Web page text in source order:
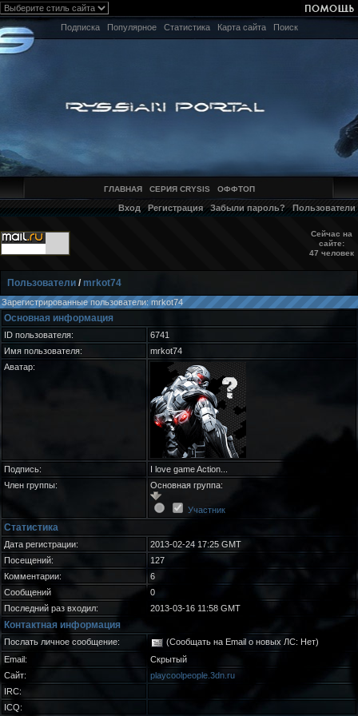
Подписка Популярное Статистика Карта сайта Поиск
ГЛАВНАЯ СЕРИЯ CRYSIS ОФФТОП
Вход Регистрация Забыли пароль? Пользователи
Сейчас на
сайте:
47 человек
Пользователи / mrkot74
Зарегистрированные пользователи: mrkot74
Основная информация
ID пользователя:
6741
Имя пользователя:
mrkot74
Аватар:
Подпись:
I love game Action...
Член группы:
Основная группа:
Участник
Статистика
Дата регистрации:
2013-02-24 17:25 GMT
Посещений:
127
Комментарии:
6
Сообщений
0
Последний раз входил:
2013-03-16 11:58 GMT
Контактная информация
Послать личное сообщение:
(Сообщать на Email о новых ЛС: Нет)
Email:
Скрытый
Сайт:
playcoolpeople.3dn.ru
IRC:
ICQ: